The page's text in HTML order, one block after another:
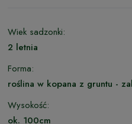
Wiek sadzonki:
2 letnia
Forma:
roślina w kopana z gruntu -
Wysokość:
ok. 100cm